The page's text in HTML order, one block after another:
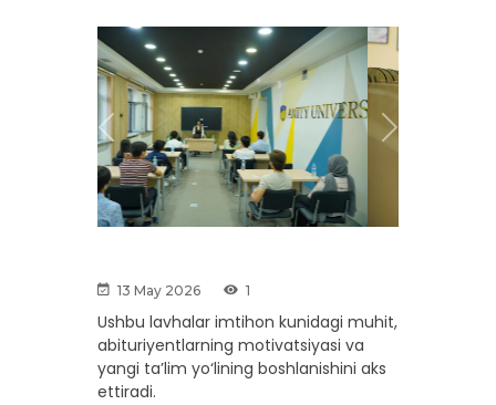
Previous Next
13 May 2026 1
Ushbu lavhalar imtihon kunidagi muhit,
abituriyentlarning motivatsiyasi va
yangi ta’lim yo‘lining boshlanishini aks
ettiradi.